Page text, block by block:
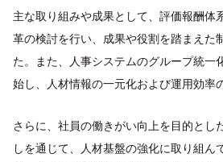
主な取り組みや成果として、評価報酬体
革の検討を行い、成果や役割を踏まえた
た。また、人事システムのグループ統一
始し、人材情報の一元化および運用効率
さらに、社員の働きがい向上を目的とし
しを通じて、人材基盤の強化に取り組ん